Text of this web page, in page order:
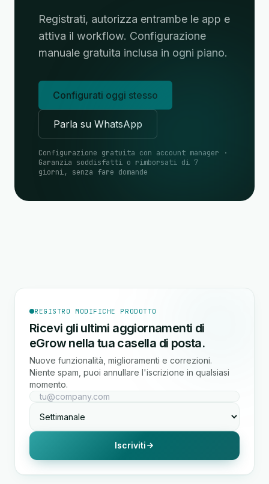
Registrati, autorizza entrambe le app e
attiva il workflow. Configurazione
manuale gratuita inclusa in ogni piano.
Configurati oggi stesso
Parla su WhatsApp
Configurazione gratuita con account manager ·
Garanzia soddisfatti o rimborsati di 7
giorni, senza fare domande
REGISTRO MODIFICHE PRODOTTO
Ricevi gli ultimi aggiornamenti di
eGrow nella tua casella di posta.
Nuove funzionalità, miglioramenti e correzioni.
Niente spam, puoi annullare l'iscrizione in qualsiasi
momento.
Iscriviti